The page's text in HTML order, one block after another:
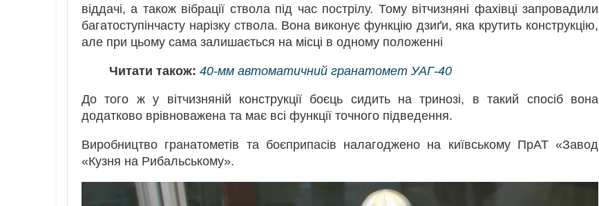
віддачі, а також вібрації ствола під час пострілу. Тому вітчизняні фахівці запровадили
багатоступінчасту нарізку ствола. Вона виконує функцію дзиґи, яка крутить конструкцію,
але при цьому сама залишається на місці в одному положенні
Читати також: 40-мм автоматичний гранатомет УАГ-40
До того ж у вітчизняній конструкції боєць сидить на тринозі, в такий спосіб вона
додатково врівноважена та має всі функції точного підведення.
Виробництво гранатометів та боєприпасів налагоджено на київському ПрАТ «Завод
«Кузня на Рибальському».